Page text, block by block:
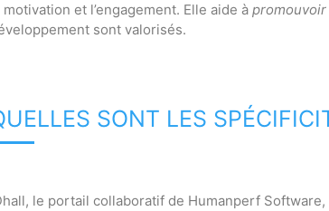
motivation et l’engagement. Elle aide à promouvoir
sont valorisés.
SONT LES
le portail collaboratif de Humanperf